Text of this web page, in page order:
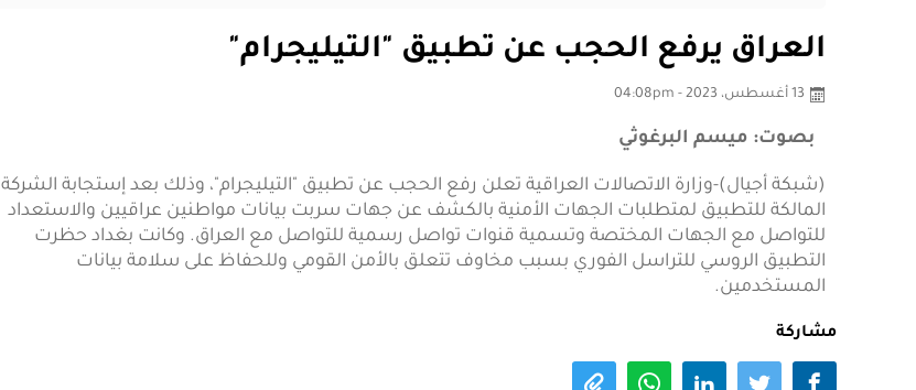
العراق يرفع الحجب عن تطبيق "التيليجرام"
13 أغسطس، 2023 - 04:08pm
بصوت: ميسم البرغوثي
(شبكة أجيال)-وزارة الاتصالات العراقية تعلن رفع الحجب عن تطبيق "التيليجرام"، وذلك بعد إستجابة الشركة
المالكة للتطبيق لمتطلبات الجهات الأمنية بالكشف عن جهات سربت بيانات مواطنين عراقيين والاستعداد
للتواصل مع الجهات المختصة وتسمية قنوات تواصل رسمية للتواصل مع العراق. وكانت بغداد حظرت
التطبيق الروسي للتراسل الفوري بسبب مخاوف تتعلق بالأمن القومي وللحفاظ على سلامة بيانات
المستخدمين.
مشاركة